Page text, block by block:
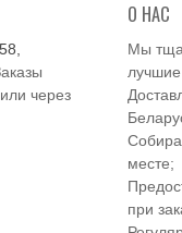
через
О НАС
Мы
месте;
при